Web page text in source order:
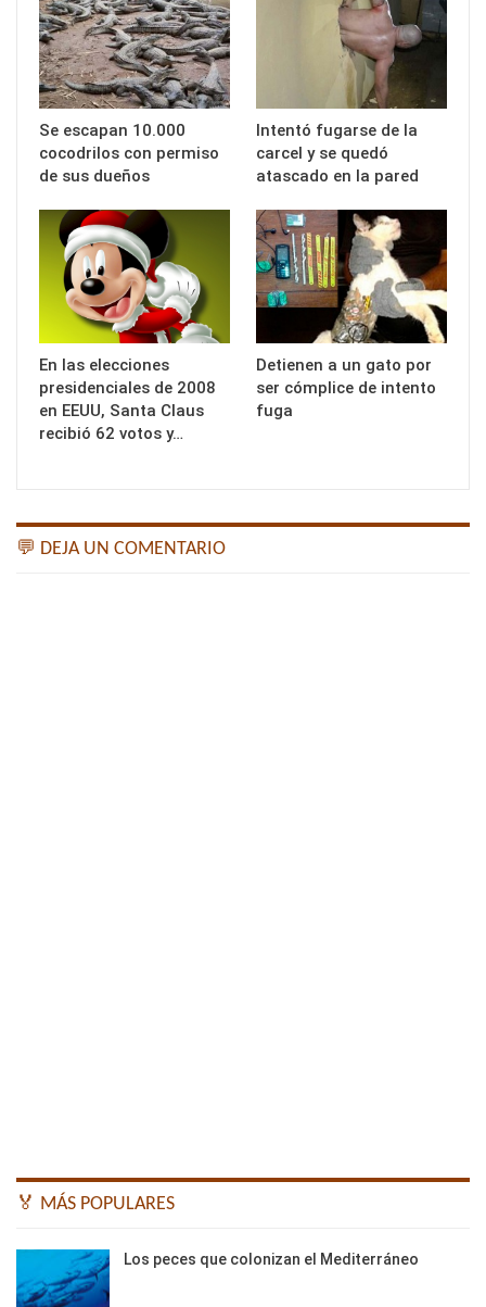
Se escapan 10.000
cocodrilos con permiso
de sus dueños
Intentó fugarse de la
carcel y se quedó
atascado en la pared
En las elecciones
presidenciales de 2008
en EEUU, Santa Claus
recibió 62 votos y…
Detienen a un gato por
ser cómplice de intento
fuga
💬 DEJA UN COMENTARIO
🏅 MÁS POPULARES
Los peces que colonizan el Mediterráneo